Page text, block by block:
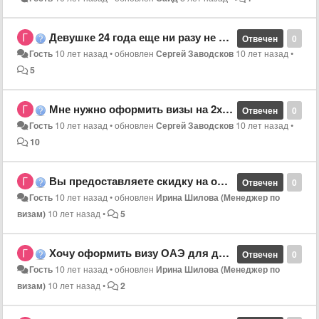
0
Отвечен
Девушке 24 года еще ни разу не была за границей, гражданство Азебайджан, можно ли получить визу ОАЭ на 90 дней
Гость 10 лет назад•обновленСергей Заводсков 10 лет назад•
5
0
Отвечен
Мне нужно оформить визы на 2х чел в Эмираты
Гость 10 лет назад•обновленСергей Заводсков 10 лет назад•
10
0
Отвечен
Вы предоставляете скидку на оформление визы, если уже дважды вы оформляли мне визу?
Гость 10 лет назад•обновленИрина Шилова (Менеджер по
визам) 10 лет назад• 5
0
Отвечен
Хочу оформить визу ОАЭ для дочки (36 лет) и ее друга. Сама не еду.
Гость 10 лет назад•обновленИрина Шилова (Менеджер по
визам) 10 лет назад• 2